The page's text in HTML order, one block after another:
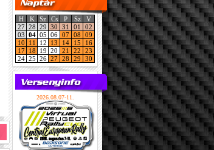
H K Sz Cs P Sz
V
27 28 29 30 31 01
02
03 04 05 06 07 08
09
10
11 12 13 14 15
16
17
18 19 20 21 22
23
24 25 26 27 28 29 30
2026.08.07-11.